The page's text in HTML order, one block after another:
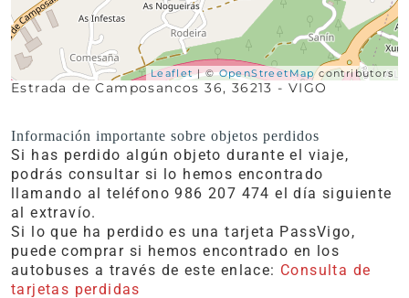
Leaflet| ©OpenStreetMapcontributors
Estrada de Camposancos 36, 36213 - VIGO
Información importante sobre objetos perdidos
Si has perdido algún objeto durante el viaje,
podrás consultar si lo hemos encontrado
llamando al teléfono 986 207 474 el día siguiente
al extravío.
Si lo que ha perdido es una tarjeta PassVigo,
puede comprar si hemos encontrado en los
autobuses a través de este enlace: Consulta de
tarjetas perdidas